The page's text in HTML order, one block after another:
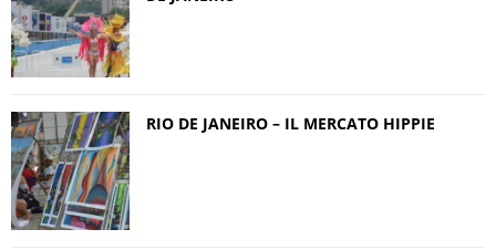
RIO DE JANEIRO – IL MERCATO HIPPIE